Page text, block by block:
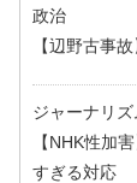
政治
【辺野古事
ジャーナリズ
【NHK性加
すぎる対応